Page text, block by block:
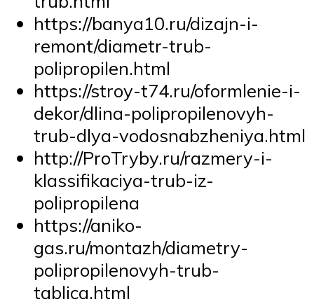
https://banya10.ru/dizajn-i-
remont/diametr-trub-
polipropilen.html
https://stroy-t74.ru/oformlenie-i-
dekor/dlina-polipropilenovyh-
trub-dlya-vodosnabzheniya.html
http://ProTryby.ru/razmery-i-
klassifikaciya-trub-iz-
polipropilena
https://aniko-
gas.ru/montazh/diametry-
polipropilenovyh-trub-
tablica.html